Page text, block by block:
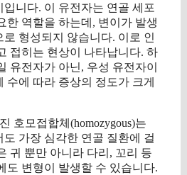
니다. 이 유전자는 연골 세포
한 역할을 하는데, 변이가 발생
형성되지 않습니다. 이로 인
접히는 현상이 나타납니다. 하
유전자가 아닌, 우성 유전자이
수에 따라 증상의 정도가 크게
호모접합체(homozygous)는
가장 심각한 연골 질환에 걸
귀 뿐만 아니라 다리, 꼬리 등
도 변형이 발생할 수 있습니다.